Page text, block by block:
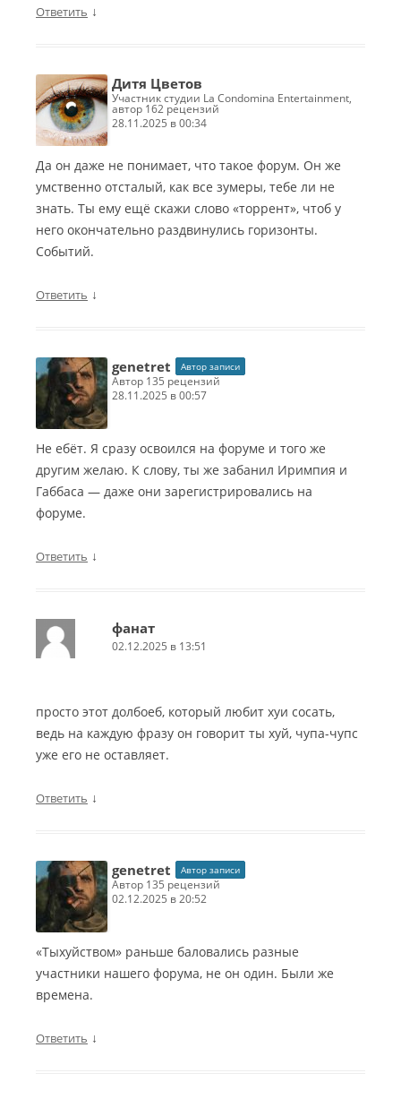
Ответить ↓
Дитя Цветов
участник студии La Condomina Entertainment,
автор 162 рецензий
28.11.2025 в 00:34
Да он даже не понимает, что такое форум. Он же
умственно отсталый, как все зумеры, тебе ли не
знать. Ты ему ещё скажи слово «торрент», чтоб у
него окончательно раздвинулись горизонты.
Событий.
Ответить ↓
genetret Автор записи
автор 135 рецензий
28.11.2025 в 00:57
Не ебёт. Я сразу освоился на форуме и того же
другим желаю. К слову, ты же забанил Иримпия и
Габбаса — даже они зарегистрировались на
форуме.
Ответить ↓
фанат
02.12.2025 в 13:51
просто этот долбоеб, который любит хуи сосать,
ведь на каждую фразу он говорит ты хуй, чупа-чупс
уже его не оставляет.
Ответить ↓
genetret Автор записи
автор 135 рецензий
02.12.2025 в 20:52
«Тыхуйством» раньше баловались разные
участники нашего форума, не он один. Были же
времена.
Ответить ↓